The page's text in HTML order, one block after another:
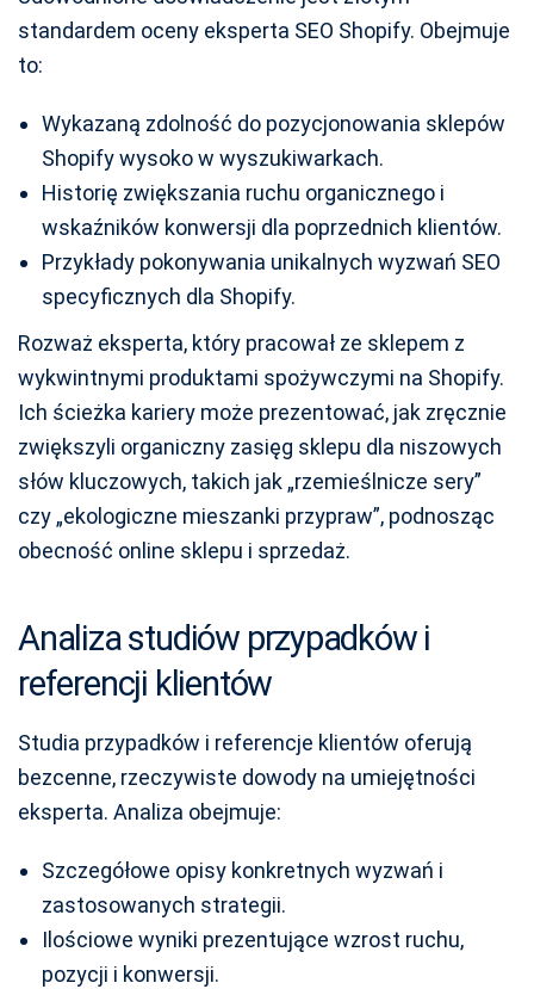
standardem oceny eksperta SEO Shopify. Obejmuje
to:
Wykazaną zdolność do pozycjonowania sklepów
Shopify wysoko w wyszukiwarkach.
Historię zwiększania ruchu organicznego i
wskaźników konwersji dla poprzednich klientów.
Przykłady pokonywania unikalnych wyzwań SEO
specyficznych dla Shopify.
Rozważ eksperta, który pracował ze sklepem z
wykwintnymi produktami spożywczymi na Shopify.
Ich ścieżka kariery może prezentować, jak zręcznie
zwiększyli organiczny zasięg sklepu dla niszowych
słów kluczowych, takich jak „rzemieślnicze sery”
czy „ekologiczne mieszanki przypraw”, podnosząc
obecność online sklepu i sprzedaż.
Analiza studiów przypadków i
referencji klientów
Studia przypadków i referencje klientów oferują
bezcenne, rzeczywiste dowody na umiejętności
eksperta. Analiza obejmuje:
Szczegółowe opisy konkretnych wyzwań i
zastosowanych strategii.
Ilościowe wyniki prezentujące wzrost ruchu,
pozycji i konwersji.